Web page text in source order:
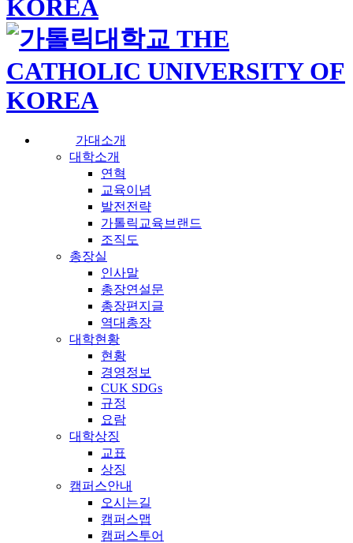
가대소개
대학소개
연혁
교육이념
발전전략
가톨릭교육브랜드
조직도
총장실
인사말
총장연설문
총장편지글
역대총장
대학현황
현황
경영정보
CUK SDGs
규정
요람
대학상징
교표
상징
캠퍼스안내
오시는길
캠퍼스맵
캠퍼스투어